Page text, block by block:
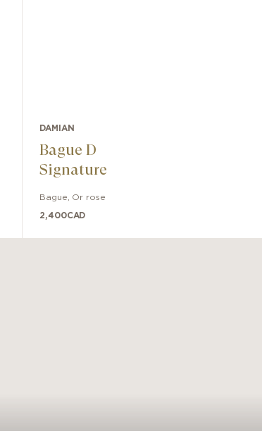
DAMIAN
Bague D
Signature
Bague Or rose
2,400CAD